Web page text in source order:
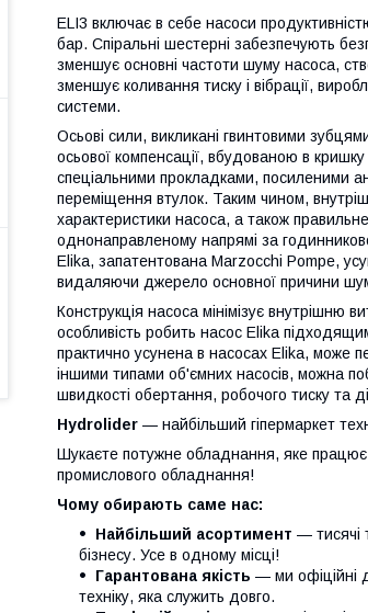
ELI3 включає в себе насоси
бар. Спіральні шестерні забезпечують
зменшує основні частоти шуму насоса,
зменшує коливання тиску і вібрації,
системи.
Осьові сили, викликані гвинтовими
осьової компенсації, вбудованою в
спеціальними прокладками, посиленими
переміщення втулок. Таким чином,
характеристики насоса, а також
однонаправленому напрямі за
Elika, запатентована Marzocchi Pompe,
видаляючи джерело основної причини
Конструкція насоса мінімізує внутрішню
особливість робить насос Elika
практично усунена в насосах Elika, може
іншими типами об'ємних насосів, можна
швидкості обертання, робочого тиску та
Hydrolider — найбільший гіпермаркет
Шукаєте потужне обладнання, яке
промислового обладнання!
Чому обирають саме нас:
Найбільший асортимент — тисячі
бізнесу. Усе в одному місці!
Гарантована якість — ми офіційні
техніку, яка служить довго.